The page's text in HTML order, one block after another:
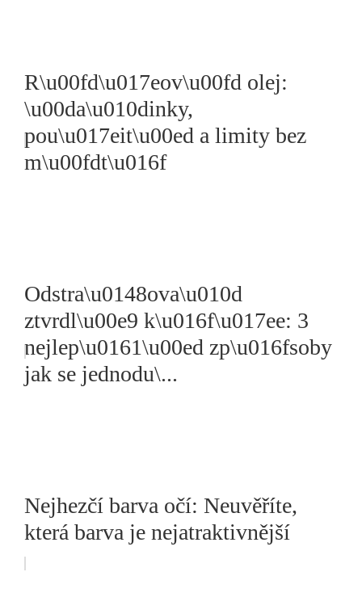
R\u00fd\u017eov\u00fd olej:
\u00da\u010dinky,
pou\u017eit\u00ed a limity bez
m\u00fdt\u016f
Odstra\u0148ova\u010d
ztvrdl\u00e9 k\u016f\u017ee: 3
nejlep\u0161\u00ed zp\u016fsoby
jak se jednodu\...
Nejhezčí barva očí: Neuvěříte,
která barva je nejatraktivnější